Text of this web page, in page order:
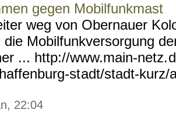
gegen Mobilfunkmast
weg von Obernauer
die Mobilfunkversorgung
... http://www.main-netz.
stadt/stadt-kurz/
22:04